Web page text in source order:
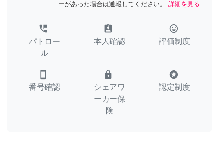
ーがあった場合は通報してください。
詳細を見る
perm_phone_msg
パトロー
ル
assignment_ind
本人確認
tag_faces
評価制度
smartphone
番号確認
lock
シェアワ
ーカー保
険
stars
認定制度